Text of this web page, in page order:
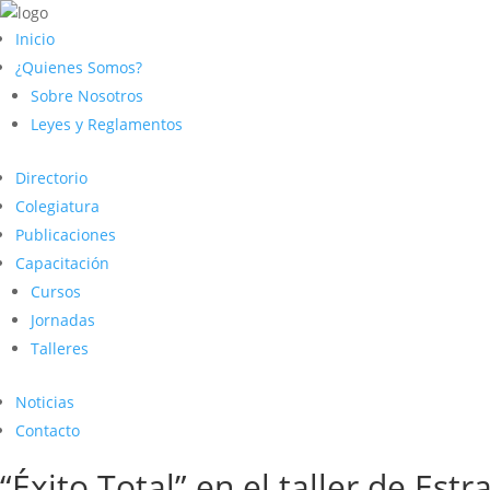
Inicio
¿Quienes Somos?
Sobre Nosotros
Leyes y Reglamentos
Directorio
Colegiatura
Publicaciones
Capacitación
Cursos
Jornadas
Talleres
Noticias
Contacto